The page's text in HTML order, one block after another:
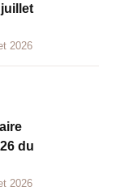
juillet
2026
du
2026